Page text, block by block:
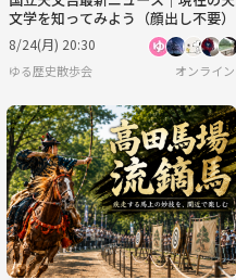
文学を知ってみよう（顔出し不要）
8/24(月) 20:30
ゆる歴史散歩会 オンライン